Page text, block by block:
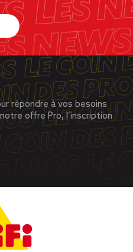
répondre à vos besoins
offre Pro, l’inscription